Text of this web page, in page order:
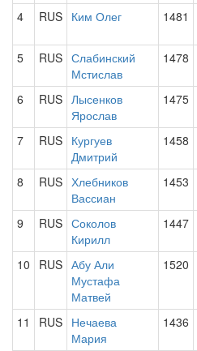
4 RUS Ким Олег 1481
5 RUS Слабинский
Мстислав
1478
6 RUS Лысенков
Ярослав
1475
7 RUS Кургуев
Дмитрий
1458
8 RUS Хлебников
Вассиан
1453
9 RUS Соколов
Кирилл
1447
10 RUS Абу Али
Мустафа
Матвей
1520
11 RUS Нечаева
Мария
1436